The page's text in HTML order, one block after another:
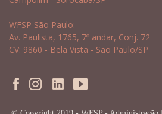
WFSP São Paulo:
Av. Paulista, 1765, 7º andar, Conj. 72
CV: 9860 - Bela Vista - São Paulo/SP